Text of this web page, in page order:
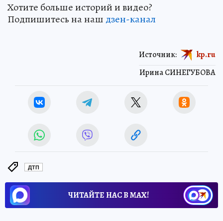
Хотите больше историй и видео?
Подпишитесь на наш дзен-канал
Ирина СИНЕГУБОВА
Источник: kp.ru
ДТП
ЧИТАЙТЕ НАС В МАХ!